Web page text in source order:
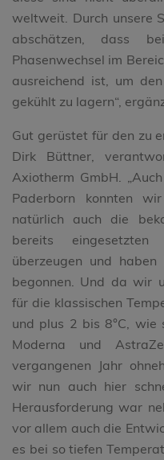
weltweit. Durch unsere
abschätzen, dass
Phasenwechsel im
ausreichend ist, um
gekühlt zu lagern“,
Gut gerüstet für den zu
Dirk Büttner,
Axiotherm GmbH.
Paderborn konnten
natürlich auch die
bereits
überzeugen und
begonnen. Und da wir
für die klassischen
und plus 2 bis 8°C, wie
Moderna und
vergangenen Jahr
wir nun auch hier
Herausforderung war
vor allem auch die
es bei so tiefen